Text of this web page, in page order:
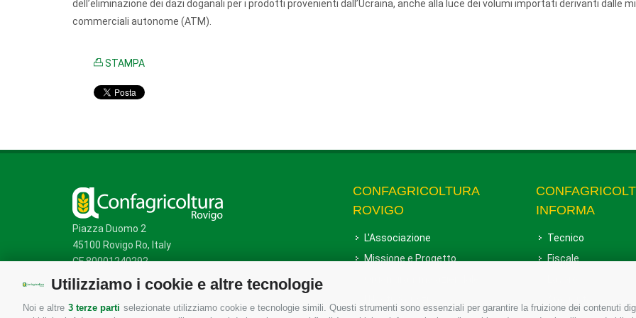
Utilizziamo i cookie e altre tecnologie
Noi e altre 3 terze parti selezionate utilizziamo cookie e tecnologie simili. Questi strumenti sono essenziali per garantire la fruizione dei contenuti
dell’eliminazione dei dazi doganali per i prodotti provenienti dall’Ucraina, anche alla luce dei volumi importati derivanti dalle
commerciali autonome (ATM).
STAMPA
Piazza Duomo 2
45100 Rovigo Ro, Italy
CF 80001240292
CONFAGRICOLTURA
ROVIGO
L'Associazione
Missione e Progetto
INFORMA
Tecnico
Fiscale